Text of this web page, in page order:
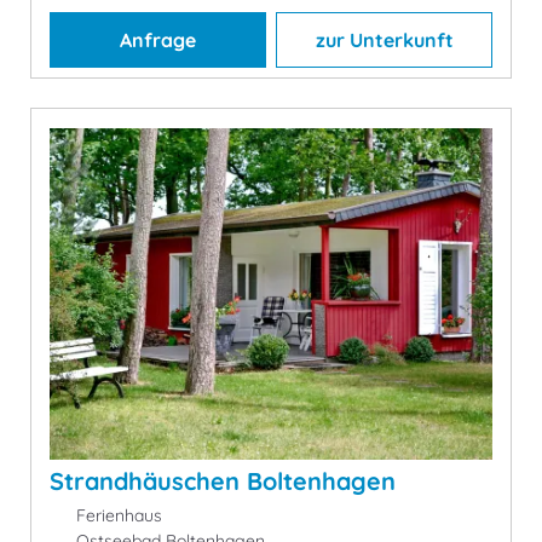
Anfrage zur Unterkunft
Strandhäuschen Boltenhagen
Ferienhaus